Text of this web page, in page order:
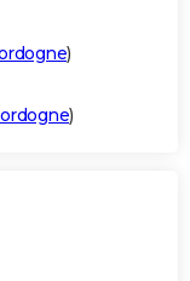
)
)